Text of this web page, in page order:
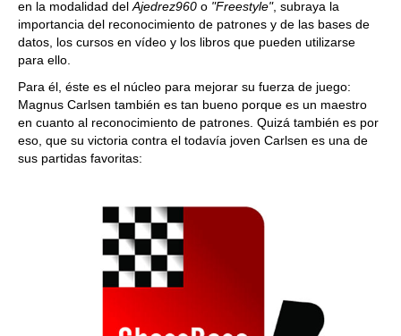
en la modalidad del Ajedrez960 o "Freestyle", subraya la
importancia del reconocimiento de patrones y de las bases de
datos, los cursos en vídeo y los libros que pueden utilizarse
para ello.
Para él, éste es el núcleo para mejorar su fuerza de juego:
Magnus Carlsen también es tan bueno porque es un maestro
en cuanto al reconocimiento de patrones. Quizá también es por
eso, que su victoria contra el todavía joven Carlsen es una de
sus partidas favoritas: